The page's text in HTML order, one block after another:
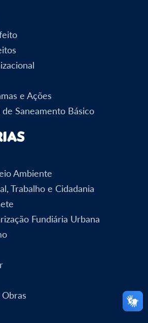
e Ações
Saneamento Básico
Ambiente
Trabalho e Cidadania
Fundiária Urbana